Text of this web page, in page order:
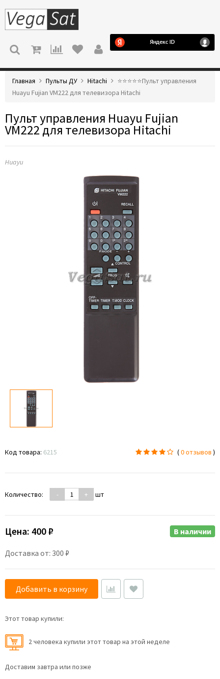
МЕНЮ
Главная Пульты ДУ Hitachi
⭐️⭐️⭐️⭐️⭐️Пульт управления
Huayu Fujian VM222 для телевизора Hitachi
Пульт управления Huayu Fujian
VM222 для телевизора Hitachi
Huayu
Код товара: 6215 (0 отзывов )
Количество: - + шт
Цена: 400 ₽
Доставка от: 300 ₽
В наличии
Добавить в корзину
Этот товар купили:
2 человекa купили этот товар на этой неделе
Доставим завтра или позже